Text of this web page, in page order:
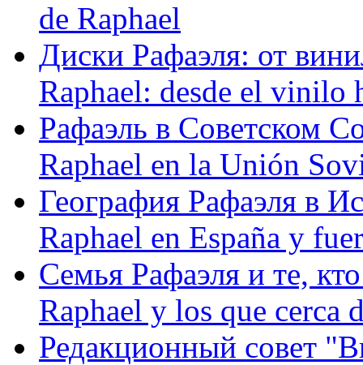
de Raphael
Диски Рафаэля: от
Raphael: desde el vinilo
Рафаэль в Советском
Raphael en la Unión
География Рафаэля в
Raphael en España y
Семья Рафаэля и те,
Raphael y los que cerca
Редакционный совет